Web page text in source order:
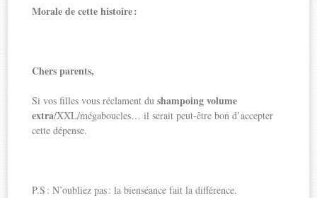
Morale de cette histoire :
Chers parents,
Si vos filles vous réclament dushampoing volume
extra/XXL/mégaboucles… il serait peut-être bon d’accepter
cette dépense.
P.S : N’oubliez pas : la bienséance fait la différence.